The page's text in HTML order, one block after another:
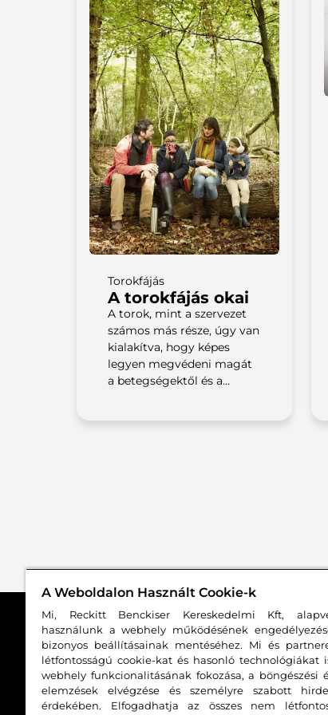
Torokfájás
A torokfájás okai
A torok, mint a szervezet
számos más része, úgy van
kialakítva, hogy képes
legyen megvédeni magát
a betegségektől és a…
Feltételezett mellékhatások
Hívás:+36 1 250 8399
A Weboldalon Használt Cookie-k
Mi, Reckitt Benckiser Kereskedelmi Kft,
használunk a webhely működésének
bizonyos beállításainak mentéséhez. Mi és
létfontosságú cookie-kat és hasonló technológiákat
webhely funkcionalitásának fokozása, a böngészési
elemzések elvégzése és személyre szabott
érdekében. Elfogadhatja az összes nem